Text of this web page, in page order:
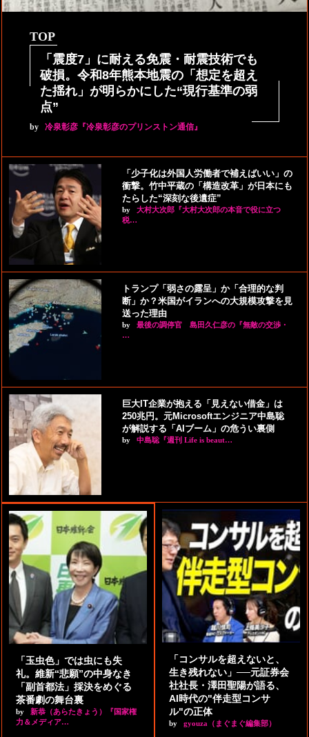
TOP
「震度7」に耐える免震・耐震技術でも
破損。令和8年熊本地震の「想定を超え
た揺れ」が明らかにした“現行基準の弱
点”
by 冷泉彰彦『冷泉彰彦のプリンストン通信』
「少子化は外国人労働者で補えばいい」の
衝撃。竹中平蔵の「構造改革」が日本にも
たらした“深刻な後遺症”
by
大村大次郎『大村大次郎の本音で役に立つ
税…
トランプ「弱さの露呈」か「合理的な判
断」か？米国がイランへの大規模攻撃を見
送った理由
by
最後の調停官 島田久仁彦の『無敵の交渉・
…
巨大IT企業が抱える「見えない借金」は
250兆円。元Microsoftエンジニア中島聡
が解説する「AIブーム」の危うい裏側
by 中島聡『週刊 Life is beaut…
「玉虫色」では虫にも失
礼。維新“悲願”の中身なき
「副首都法」採決をめぐる
茶番劇の舞台裏
by
新恭（あらたきょう）『国家権
力＆メディア…
「コンサルを超えないと、
生き残れない」──元証券会
社社長・澤田聖陽が語る、
AI時代の"伴走型コンサ
ル"の正体
by gyouza（まぐまぐ編集部）